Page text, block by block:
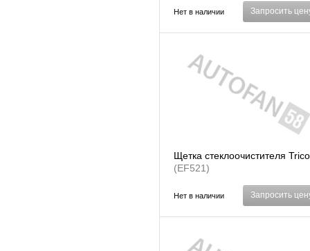
Нет в наличии Запросить
Щетка стеклоочистителя Trico
(EF521)
Нет в наличии Запросить